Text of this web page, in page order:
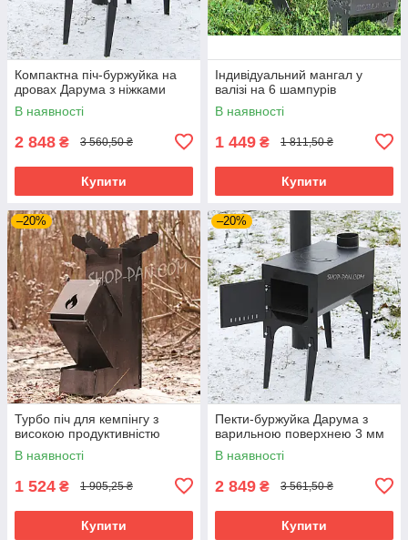
Компактна піч-буржуйка на
дровах Дарума з ніжками
В наявності
2 848 ₴ 3 560,50 ₴
Купити
Індивідуальний мангал у
валізі на 6 шампурів
В наявності
1 449 ₴ 1 811,50 ₴
Купити
–20%
Турбо піч для кемпінгу з
високою продуктивністю
В наявності
1 524 ₴ 1 905,25 ₴
Купити
–20%
Пекти-буржуйка Дарума з
варильною поверхнею 3 мм
В наявності
2 849 ₴ 3 561,50 ₴
Купити